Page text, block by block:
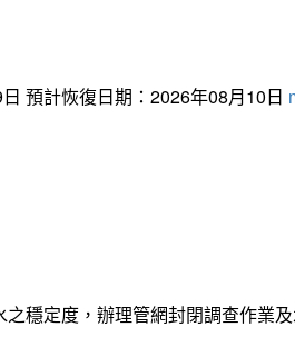
預計恢復日期：2026年08月10日
穩定度，辦理管網封閉調查作業